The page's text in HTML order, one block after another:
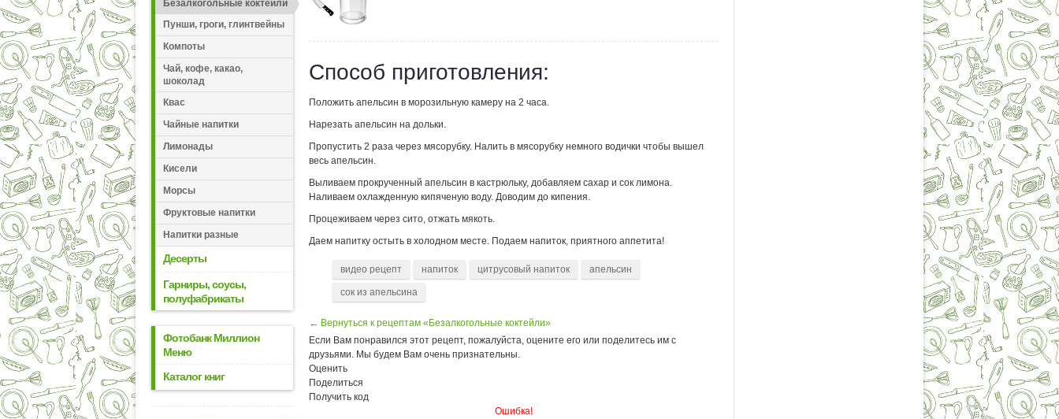
Безалкогольные коктейли
Пунши, гроги, глинтвейны
Компоты
Чай, кофе, какао,
шоколад
Квас
Чайные напитки
Лимонады
Кисели
Морсы
Фруктовые напитки
Напитки разные
Десерты
Гарниры, соусы,
полуфабрикаты
Фотобанк Миллион
Меню
Каталог книг
Способ приготовления:
Положить апельсин в морозильную камеру на 2 часа.
Нарезать апельсин на дольки.
Пропустить 2 раза через мясорубку. Налить в мясорубку немного водички чтобы вышел
весь апельсин.
Выливаем прокрученный апельсин в кастрюльку, добавляем сахар и сок лимона.
Наливаем охлажденную кипяченую воду. Доводим до кипения.
Процеживаем через сито, отжать мякоть.
Даем напитку остыть в холодном месте. Подаем напиток, приятного аппетита!
видео рецепт напиток цитрусовый напиток апельсин
сок из апельсина
← Вернуться к рецептам «Безалкогольные коктейли»
Если Вам понравился этот рецепт, пожалуйста, оцените его или поделитесь им с
друзьями. Мы будем Вам очень признательны.
Оценить
Поделиться
Получить код
Ошибка!